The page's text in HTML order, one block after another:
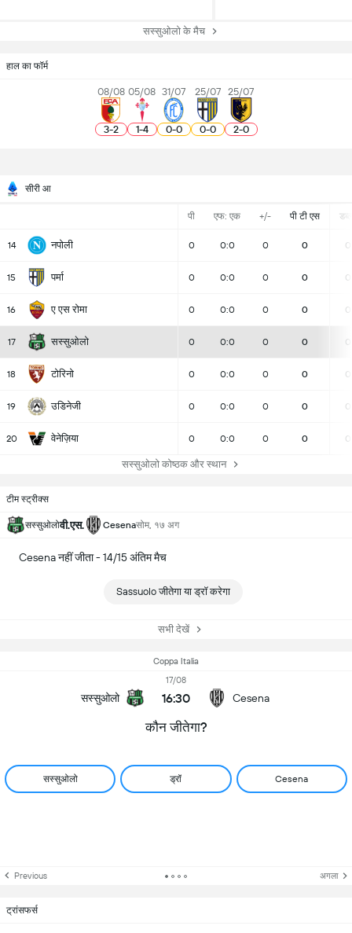
सस्सुओलो के मैच
हाल का फॉर्म
08/08
3-2
05/08
1-4
31/07
0-0
25/07
0-0
25/07
2-0
सीरी आ
पी एफ: एक +/- पी टी एस
14 नपोली 0 0:0 0 0 0
15 पर्मा 0 0:0 0 0 0
16 ए एस रोमा 0 0:0 0 0 0
17 सस्सुओलो 0 0:0 0 0 0
18 टोरिनो 0 0:0 0 0 0
19 उडिनेजी 0 0:0 0 0 0
20 वेनेज़िया 0 0:0 0 0 0
सस्सुओलो कोष्ठक और स्थान
टीम स्ट्रीक्स
सस्सुओलोवी.एस. Cesenaसोम, १७ अग
Cesena नहीं जीता - 14/15 अंतिम मैच
Sassuolo जीतेगा या ड्रॉ करेगा
सभी देखें
Coppa Italia
सस्सुओलो
17/08
16:30 Cesena
कौन जीतेगा?
सस्सुओलो ड्रॉ Cesena
Previous अगला
ट्रांसफर्स